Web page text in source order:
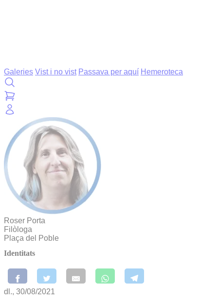
Galeries Vist i no vist Passava per aquí Hemeroteca
Roser Porta
Filòloga
Plaça del Poble
Identitats
dl., 30/08/2021